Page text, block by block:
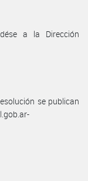
dése a la Dirección
se publican